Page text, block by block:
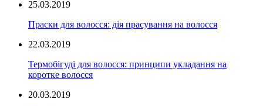
25.03.2019
Праски для волосся: дія прасування на волосся
22.03.2019
Термобігуді для волосся: принципи укладання на
коротке волосся
20.03.2019